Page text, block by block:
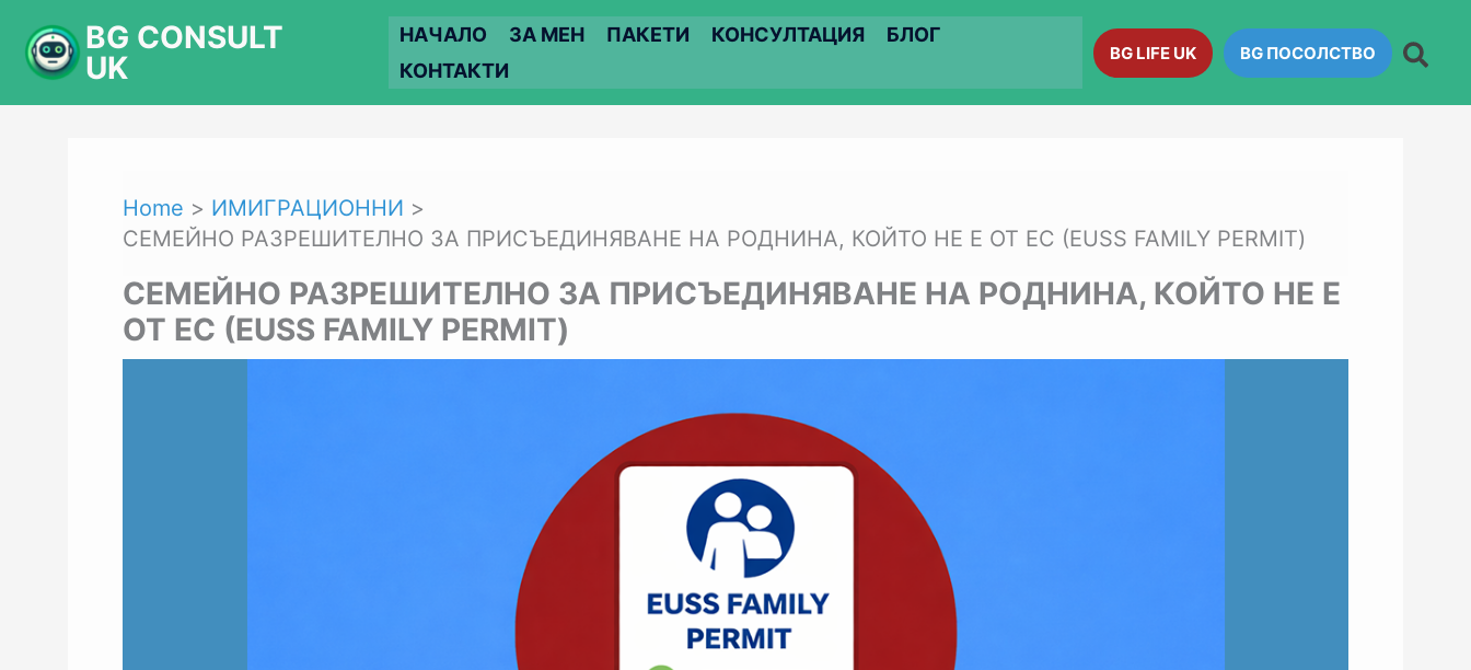
content
BG CONSULT
UK
НАЧАЛО ЗА МЕН ПАКЕТИ КОНСУЛТАЦИЯ
БЛОГ
КОНТАКТИ
BG LIFE UK BG ПОСОЛСТВО
Home
ИМИГРАЦИОННИ
СЕМЕЙНО РАЗРЕШИТЕЛНО ЗА ПРИСЪЕДИНЯВАНЕ НА РОДНИНА, КОЙТО НЕ Е ОТ ЕС (EUSS FAMILY PERMIT)
СЕМЕЙНО РАЗРЕШИТЕЛНО ЗА ПРИСЪЕДИНЯВАНЕ НА РОДНИНА, КОЙТО НЕ Е
ОТ ЕС (EUSS FAMILY PERMIT)